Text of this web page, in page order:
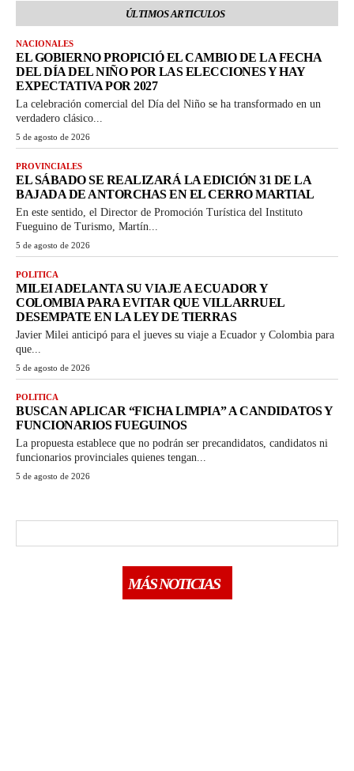
ÚLTIMOS ARTICULOS
NACIONALES
EL GOBIERNO PROPICIÓ EL CAMBIO DE LA FECHA
DEL DÍA DEL NIÑO POR LAS ELECCIONES Y HAY
EXPECTATIVA POR 2027
La celebración comercial del Día del Niño se ha transformado en un
verdadero clásico...
5 de agosto de 2026
PROVINCIALES
EL SÁBADO SE REALIZARÁ LA EDICIÓN 31 DE LA
BAJADA DE ANTORCHAS EN EL CERRO MARTIAL
En este sentido, el Director de Promoción Turística del Instituto
Fueguino de Turismo, Martín...
5 de agosto de 2026
POLITICA
MILEI ADELANTA SU VIAJE A ECUADOR Y
COLOMBIA PARA EVITAR QUE VILLARRUEL
DESEMPATE EN LA LEY DE TIERRAS
Javier Milei anticipó para el jueves su viaje a Ecuador y Colombia para
que...
5 de agosto de 2026
POLITICA
BUSCAN APLICAR “FICHA LIMPIA” A CANDIDATOS Y
FUNCIONARIOS FUEGUINOS
La propuesta establece que no podrán ser precandidatos, candidatos ni
funcionarios provinciales quienes tengan...
5 de agosto de 2026
MÁS NOTICIAS